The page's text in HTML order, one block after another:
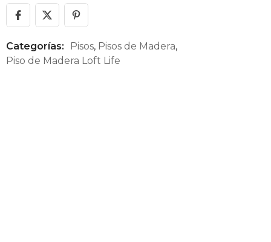
Categorías: Pisos, Pisos de Madera,
Piso de Madera Loft Life